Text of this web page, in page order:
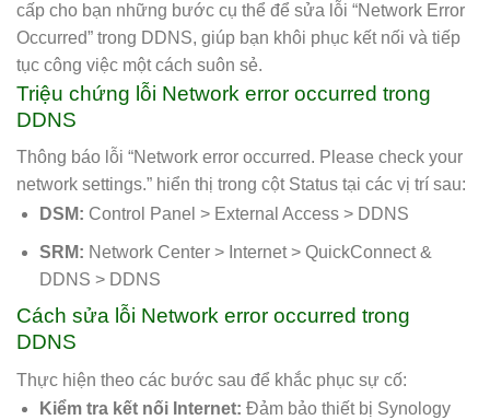
cấp cho bạn những bước cụ thể để sửa lỗi “Network Error
Occurred” trong DDNS, giúp bạn khôi phục kết nối và tiếp
tục công việc một cách suôn sẻ.
Triệu chứng lỗi Network error occurred trong
DDNS
Thông báo lỗi “Network error occurred. Please check your
network settings.” hiển thị trong cột Status tại các vị trí sau:
DSM: Control Panel > External Access > DDNS
SRM: Network Center > Internet > QuickConnect &
DDNS > DDNS
Cách sửa lỗi Network error occurred trong
DDNS
Thực hiện theo các bước sau để khắc phục sự cố:
Kiểm tra kết nối Internet: Đảm bảo thiết bị Synology